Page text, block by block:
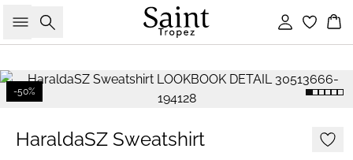
Sök Logga in
-50%
HaraldaSZ Sweatshirt